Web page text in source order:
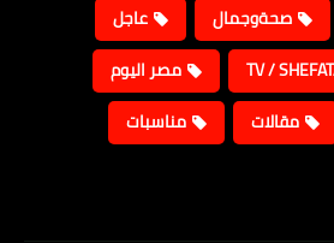
صحةوجمال
عاجل
مصر اليوم
مقالات
مناسبات